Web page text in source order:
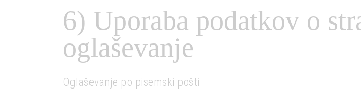
6) Uporaba podatkov o
oglaševanje
Oglaševanje po pisemski pošti